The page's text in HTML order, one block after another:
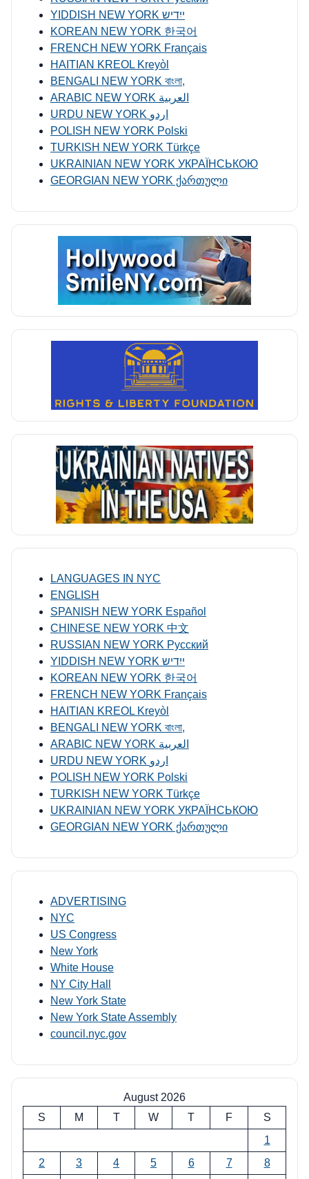
YIDDISH NEW YORK ייִדיש
KOREAN NEW YORK 한국어
FRENCH NEW YORK Français
HAITIAN KREOL Kreyòl
BENGALI NEW YORK বাংলা,
ARABIC NEW YORK العربية
URDU NEW YORK اردو
POLISH NEW YORK Polski
TURKISH NEW YORK Türkçe
UKRAINIAN NEW YORK УКРАЇНСЬКОЮ
GEORGIAN NEW YORK ქართული
LANGUAGES IN NYC
ENGLISH
SPANISH NEW YORK Español
CHINESE NEW YORK 中文
RUSSIAN NEW YORK Русский
YIDDISH NEW YORK ייִדיש
KOREAN NEW YORK 한국어
FRENCH NEW YORK Français
HAITIAN KREOL Kreyòl
BENGALI NEW YORK বাংলা,
ARABIC NEW YORK العربية
URDU NEW YORK اردو
POLISH NEW YORK Polski
TURKISH NEW YORK Türkçe
UKRAINIAN NEW YORK УКРАЇНСЬКОЮ
GEORGIAN NEW YORK ქართული
ADVERTISING
NYC
US Congress
New York
White House
NY City Hall
New York State
New York State Assembly
council.nyc.gov
August 2026
S
M T W T F
S
1
2
3 4 5 6 7
8